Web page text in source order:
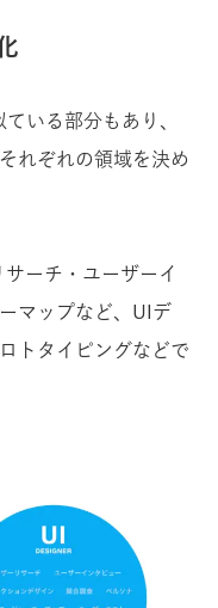
いる部分もあり、
れぞれの領域を決め
ーチ・ユーザーイ
マップなど、UIデ
トタイピングなどで